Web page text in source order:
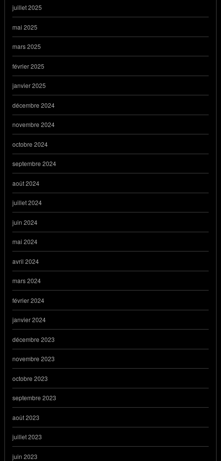
juillet 2025
mai 2025
mars 2025
février 2025
janvier 2025
décembre 2024
novembre 2024
octobre 2024
septembre 2024
août 2024
juillet 2024
juin 2024
mai 2024
avril 2024
mars 2024
février 2024
janvier 2024
décembre 2023
novembre 2023
octobre 2023
septembre 2023
août 2023
juillet 2023
juin 2023